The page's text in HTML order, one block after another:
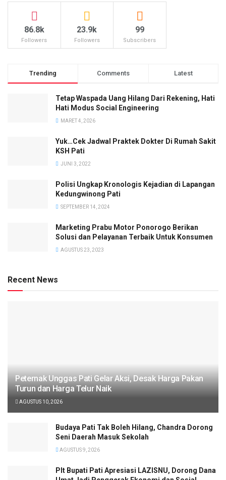
86.8k
Followers
23.9k
Followers
99
Subscribers
Trending Comments Latest
Tetap Waspada Uang Hilang Dari Rekening, Hati
Hati Modus Social Engineering
MARET 4, 2026
Yuk…Cek Jadwal Praktek Dokter Di Rumah Sakit
KSH Pati
JUNI 3, 2022
Polisi Ungkap Kronologis Kejadian di Lapangan
Kedungwinong Pati
SEPTEMBER 14, 2024
Marketing Prabu Motor Ponorogo Berikan
Solusi dan Pelayanan Terbaik Untuk Konsumen
AGUSTUS 23, 2023
Recent News
Peternak Unggas Pati Gelar Aksi, Desak Harga Pakan
Turun dan Harga Telur Naik
AGUSTUS 10, 2026
Budaya Pati Tak Boleh Hilang, Chandra Dorong
Seni Daerah Masuk Sekolah
AGUSTUS 9, 2026
Plt Bupati Pati Apresiasi LAZISNU, Dorong Dana